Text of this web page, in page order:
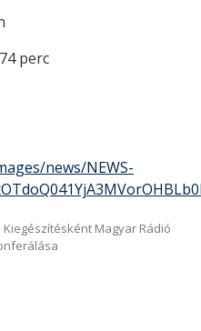
perc
news/NEWS-
Kiegészítésként Magyar Rádió